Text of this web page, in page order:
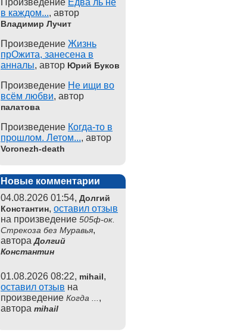
Произведение Едва ль не
в каждом..., автор
Владимир Лучит
Произведение Жизнь
прОжита, занесена в
анналы, автор Юрий Буков
Произведение Не ищи во
всём любви, автор
палатова
Произведение Когда-то в
прошлом. Летом..., автор
Voronezh-death
Новые комментарии
04.08.2026 01:54, Долгий
Константин, оставил отзыв
на произведение 505ф-ок.
Стрекоза без Муравья,
автораДолгий
Константин
01.08.2026 08:22, mihail,
оставил отзыв на
произведение Когда ... ,
автора mihail